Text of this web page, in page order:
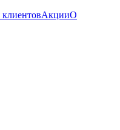
АкцииО